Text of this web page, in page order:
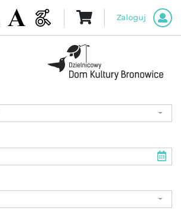
Zaloguj